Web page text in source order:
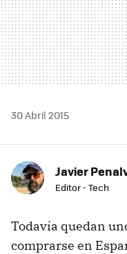
30 Abril 2015
Javier
Editor - Tech
Todavía quedan
comprarse en